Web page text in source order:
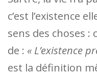
c’est l’existence
sens des choses
de : « L’existence
est la définition